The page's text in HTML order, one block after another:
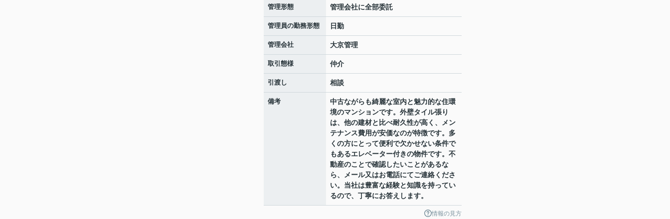
管理形態 管理会社に全部委託
管理員の勤務形態 日勤
管理会社 大京管理
取引態様 仲介
引渡し 相談
備考
中古ながらも綺麗な室内と魅力的な住環
境のマンションです。外壁タイル張り
は、他の建材と比べ耐久性が高く、メン
テナンス費用が安価なのが特徴です。多
くの方にとって便利で欠かせない条件で
もあるエレベーター付きの物件です。不
動産のことで確認したいことがあるな
ら、メール又はお電話にてご連絡くださ
い。当社は豊富な経験と知識を持ってい
るので、丁寧にお答えします。
情報の見方